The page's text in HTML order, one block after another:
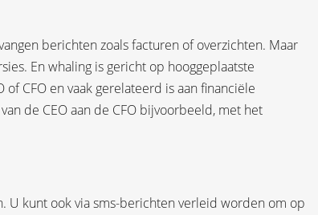
berichten zoals facturen of overzichten. Maar
En whaling is gericht op hooggeplaatste
CFO en vaak gerelateerd is aan financiële
de CEO aan de CFO bijvoorbeeld, met het
kunt ook via sms-berichten verleid worden om op